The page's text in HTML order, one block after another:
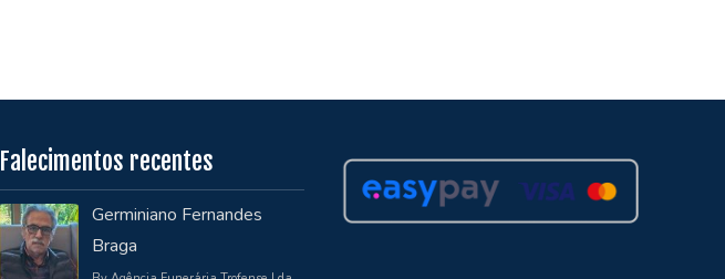
Falecimentos recentes
Germiniano Fernandes
Braga